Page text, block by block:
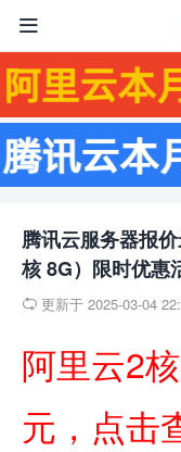

腾讯云服务器报
核 8G）限时优惠
 更新于 2025-03-04
阿里云2
元，点击